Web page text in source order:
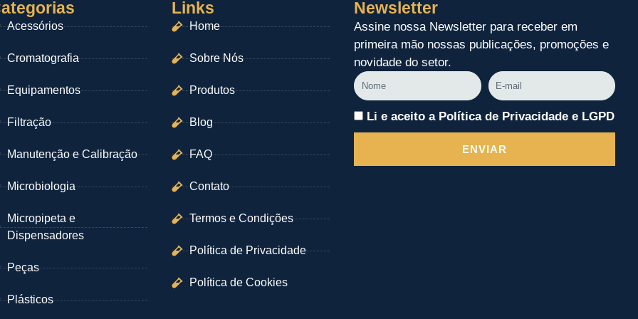
Acessórios
Cromatografia
Equipamentos
Filtração
Manutenção e Calibração
Microbiologia
Micropipeta e
Dispensadores
Peças
Plásticos
Links
Home
Sobre Nós
Produtos
Blog
FAQ
Contato
Termos e Condições
Política de Privacidade
Política de Cookies
Newsletter
Assine nossa Newsletter para receber em
primeira mão nossas publicações, promoções e
novidade do setor.
Nome
E-
mail
Li e aceito a Política de Privacidade e LGPD
ENVIAR